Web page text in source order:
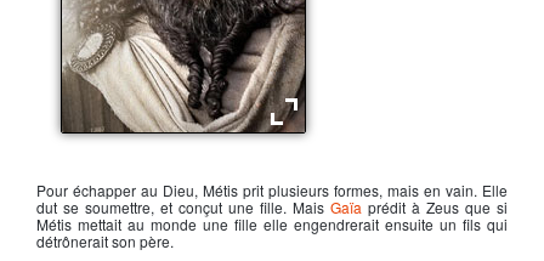
Pour échapper au Dieu, Métis prit plusieurs formes, mais en vain. Elle
dut se soumettre, et conçut une fille. Mais Gaïa prédit à Zeus que si
Métis mettait au monde une fille elle engendrerait ensuite un fils qui
détrônerait son père.